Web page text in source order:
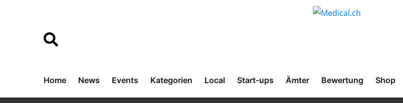
Home News Events Kategorien Local Start-ups Ämter Bewertung Shop